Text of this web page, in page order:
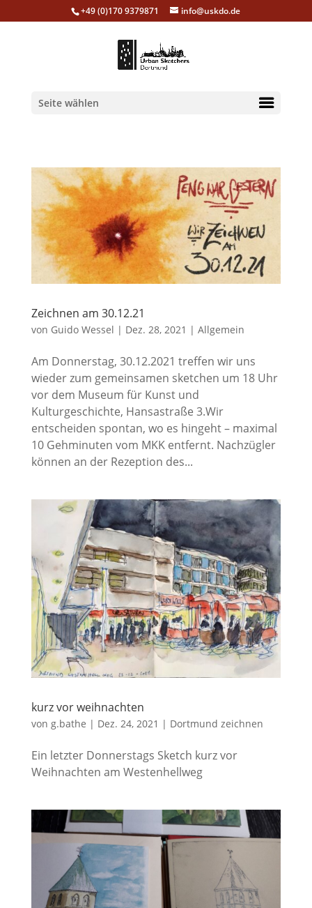
+49 (0)170 9379871 info@uskdo.de
Seite wählen
Zeichnen am 30.12.21
von Guido Wessel | Dez. 28, 2021 | Allgemein
Am Donnerstag, 30.12.2021 treffen wir uns
wieder zum gemeinsamen sketchen um 18 Uhr
vor dem Museum für Kunst und
Kulturgeschichte, Hansastraße 3.Wir
entscheiden spontan, wo es hingeht – maximal
10 Gehminuten vom MKK entfernt. Nachzügler
können an der Rezeption des...
kurz vor weihnachten
von g.bathe | Dez. 24, 2021 | Dortmund zeichnen
Ein letzter Donnerstags Sketch kurz vor
Weihnachten am Westenhellweg